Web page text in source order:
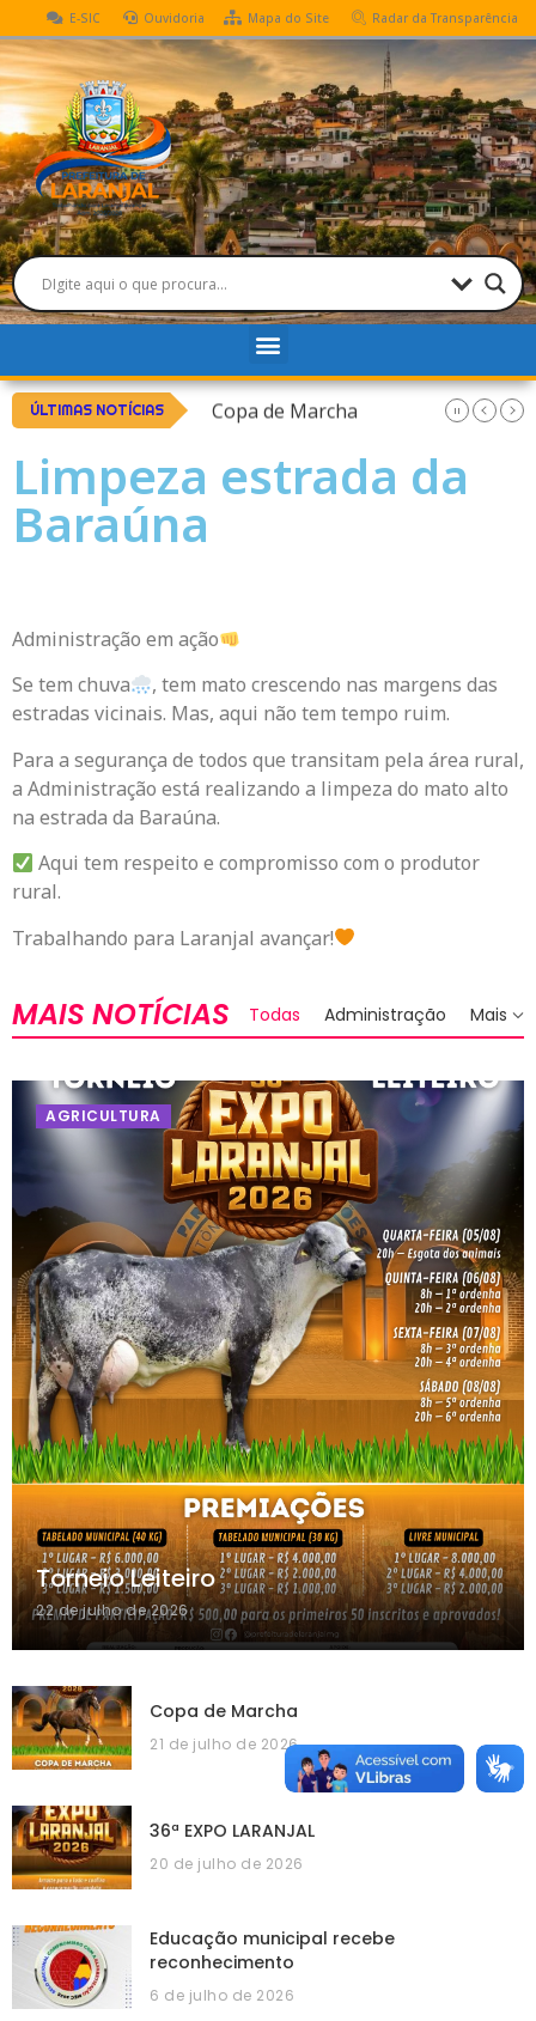
E-SIC Ouvidoria Mapa do Site Radar da Transparência
ÚLTIMAS NOTÍCIAS Copa de Marcha
Limpeza estrada da
Baraúna
Administração em ação
Se tem chuva
, tem mato crescendo nas margens das
estradas vicinais. Mas, aqui não tem tempo ruim.
Para a segurança de todos que transitam pela área rural,
a Administração está realizando a limpeza do mato alto
na estrada da Baraúna.
Aqui tem respeito e compromisso com o produtor
rural.
Trabalhando para Laranjal avançar!
MAIS NOTÍCIAS Todas Administração Mais
AGRICULTURA
Torneio Leiteiro
22 de julho de 2026
Copa de Marcha
21 de julho de 2026
36ª EXPO LARANJAL
20 de julho de 2026
Educação municipal recebe
reconhecimento
6 de julho de 2026